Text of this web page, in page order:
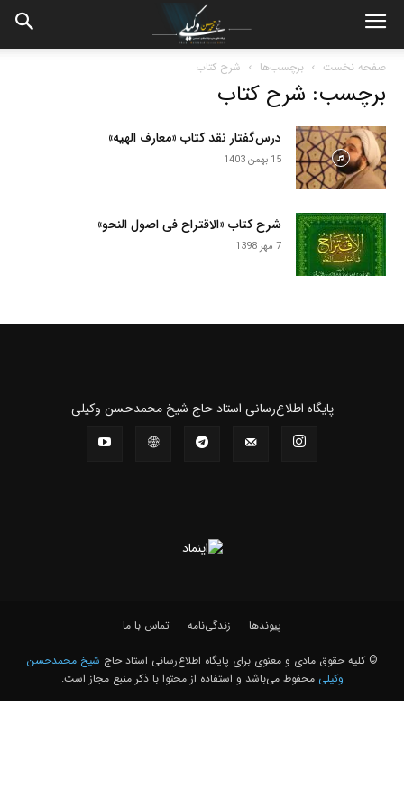
صفحه نخست برچسب‌ها شرح کتاب
برچسب: شرح کتاب
درس‌گفتار نقد کتاب «معارف الهیه»
15 بهمن 1403
شرح کتاب «الاقتراح فی اصول النحو»
7 مهر 1398
پايگاه اطلاع‌رسانی استاد حاج شیخ محمدحسن وکیلی
پیوندها زندگی‌نامه تماس با ما
© کلیه حقوق مادی و معنوی برای پايگاه اطلاع‌رسانی استاد حاج شیخ محمدحسن
وکیلی محفوظ می‌باشد و استفاده از محتوا با ذکر منبع مجاز است.